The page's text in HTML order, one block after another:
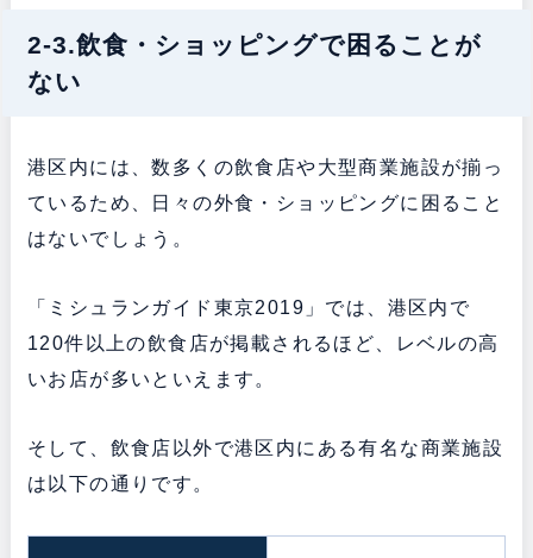
2-3.飲食・ショッピングで困ることが
ない
港区内には、数多くの飲食店や大型商業施設が揃っ
ているため、日々の外食・ショッピングに困ること
はないでしょう。
「ミシュランガイド東京2019」では、港区内で
120件以上の飲食店が掲載されるほど、レベルの高
いお店が多いといえます。
そして、飲食店以外で港区内にある有名な商業施設
は以下の通りです。